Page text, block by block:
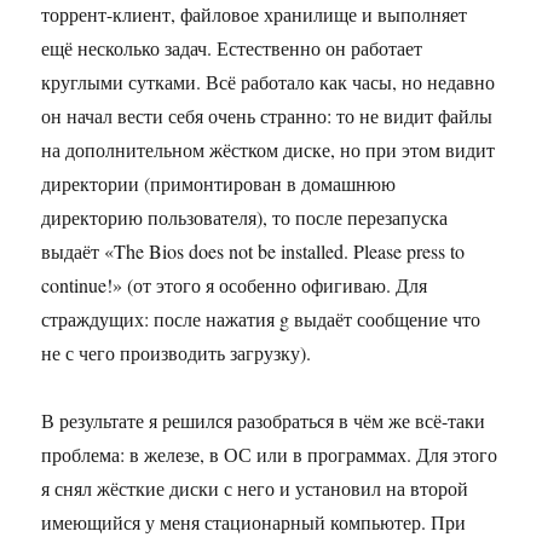
торрент-клиент, файловое хранилище и выполняет
ещё несколько задач. Естественно он работает
круглыми сутками. Всё работало как часы, но недавно
он начал вести себя очень странно: то не видит файлы
на дополнительном жёстком диске, но при этом видит
директории (примонтирован в домашнюю
директорию пользователя), то после перезапуска
выдаёт «The Bios does not be installed. Please pressto
continue!» (от этого я особенно офигиваю. Для
страждущих: после нажатия g выдаёт сообщение что
не с чего производить загрузку).
В результате я решился разобраться в чём же всё-таки
проблема: в железе, в ОС или в программах. Для этого
я снял жёсткие диски с него и установил на второй
имеющийся у меня стационарный компьютер. При